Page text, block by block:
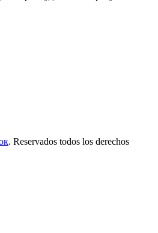
. Reservados todos los derechos